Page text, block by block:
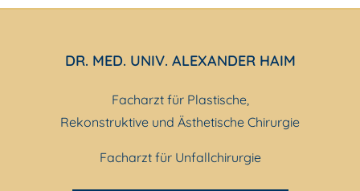
DR. MED. UNIV. ALEXANDER HAIM
Facharzt für Plastische,
Rekonstruktive und Ästhetische Chirurgie
Facharzt für Unfallchirurgie